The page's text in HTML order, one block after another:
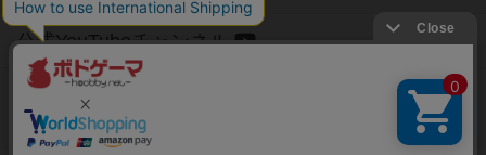
公式YouTubeチャンネル